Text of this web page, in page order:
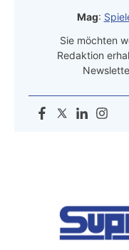
Mag:
Sie möchten
Redaktion